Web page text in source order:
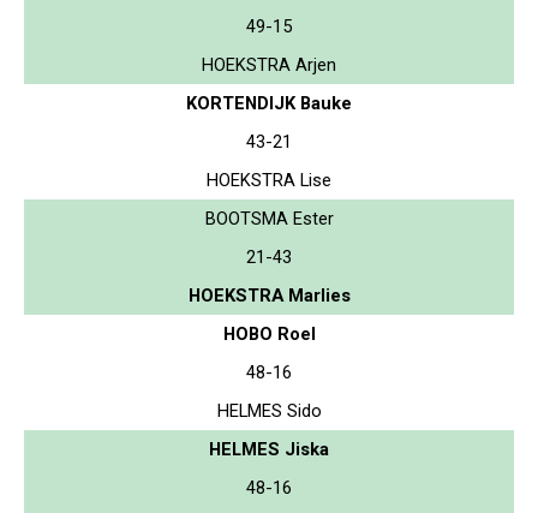
49-15
HOEKSTRA Arjen
KORTENDIJK Bauke
43-21
HOEKSTRA Lise
BOOTSMA Ester
21-43
HOEKSTRA Marlies
HOBO Roel
48-16
HELMES Sido
HELMES Jiska
48-16